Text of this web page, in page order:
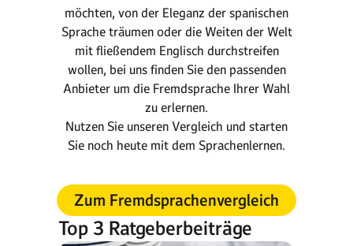
möchten, von der Eleganz der spanischen
Sprache träumen oder die Weiten der Welt
mit fließendem Englisch durchstreifen
wollen, bei uns finden Sie den passenden
Anbieter um die Fremdsprache Ihrer Wahl
zu erlernen.
Nutzen Sie unseren Vergleich und starten
Sie noch heute mit dem Sprachenlernen.
Zum Fremdsprachenvergleich
Top 3 Ratgeberbeiträge